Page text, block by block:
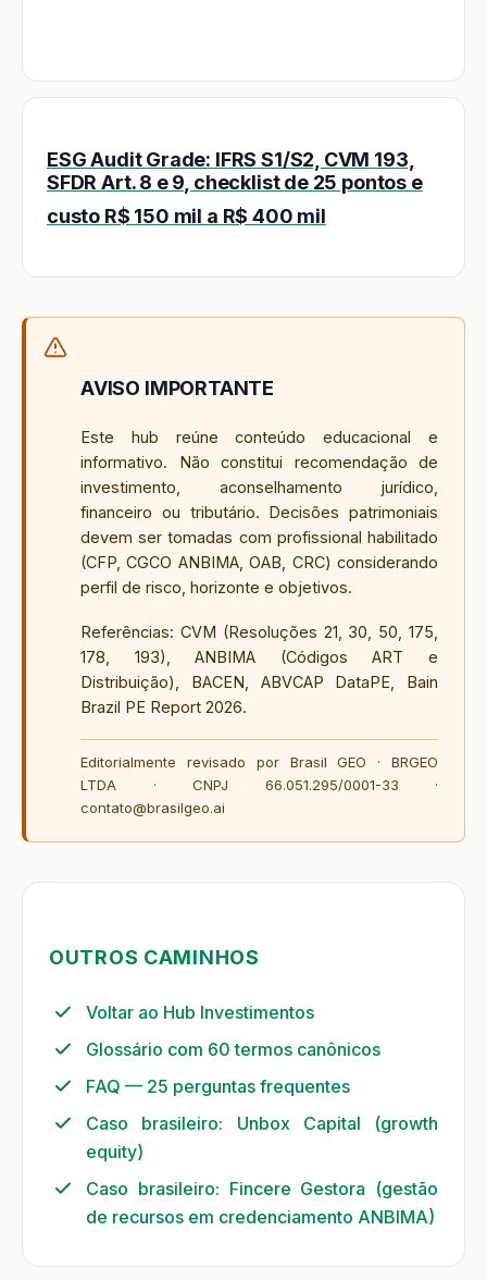
ESG Audit Grade: IFRS S1/S2, CVM 193,
SFDR Art. 8 e 9, checklist de 25 pontos e
custo R$ 150 mil a R$ 400 mil
AVISO IMPORTANTE
Este hub reúne conteúdo educacional e
informativo. Não constitui recomendação de
investimento, aconselhamento jurídico,
financeiro ou tributário. Decisões patrimoniais
devem ser tomadas com profissional habilitado
(CFP, CGCO ANBIMA, OAB, CRC) considerando
perfil de risco, horizonte e objetivos.
Referências: CVM (Resoluções 21, 30, 50, 175,
178, 193), ANBIMA (Códigos ART e
Distribuição), BACEN, ABVCAP DataPE, Bain
Brazil PE Report 2026.
Editorialmente revisado por Brasil GEO · BRGEO
LTDA · CNPJ 66.051.295/0001-33 ·
contato@brasilgeo.ai
OUTROS CAMINHOS
Voltar ao Hub Investimentos
Glossário com 60 termos canônicos
FAQ — 25 perguntas frequentes
Caso brasileiro: Unbox Capital (growth
equity)
Caso brasileiro: Fincere Gestora (gestão
de recursos em credenciamento ANBIMA)